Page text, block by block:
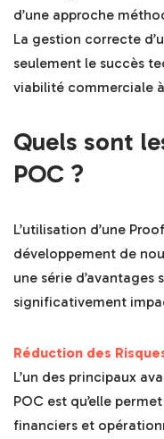
d’une approche
La gestion correcte
seulement le succès
viabilité commerciale
Quels sont
POC ?
L’utilisation d’une
développement de
une série
significativement
Réduction des
L’un des principaux
POC est qu’elle
financiers et